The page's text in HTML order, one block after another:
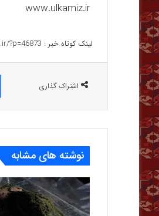
www.ulkamiz.ir
لینک کوتاه خبر : ?p=46873
اشتراک گذاری
نوشته های مشابه